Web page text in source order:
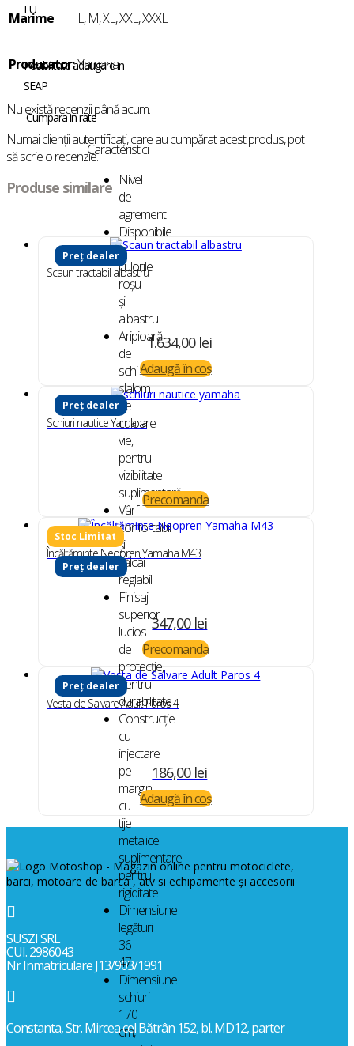
EU
Posibilitate adaugare in
SEAP
Cumpara in rate
Caracteristici
Nivel
de
agrement
Disponibile
în
culorile
roşu
şi
albastru
Aripioară
de
schi
slalom
de
culoare
vie,
pentru
vizibilitate
suplimentară
Vârf
confortabil
şi
călcâi
reglabil
Finisaj
superior
lucios
de
protecţie,
pentru
durabilitate
Construcţie
cu
injectare
pe
margini,
cu
tije
metalice
suplimentare
pentru
rigiditate
Dimensiune
legături
36-
47
Dimensiune
schiuri
170
cm,
Marime L, M, XL, XXL, XXXL
Producator:Yamaha
Nu există recenzii până acum.
Numai clienții autentificați, care au cumpărat acest produs, pot
să scrie o recenzie.
Produse similare
Preț dealer
Scaun tractabil albastru
1.634,00 lei
Adaugă în coș
Preț dealer
Schiuri nautice Yamaha
Precomanda
Preț dealer
Încălțăminte Neopren Yamaha M43
347,00 lei
Precomanda
Preț dealer
Vesta de Salvare Adult Paros 4
186,00 lei
Adaugă în coș

SUSZI SRL
CUI. 2986043
Nr Inmatriculare J13/903/1991

Constanta, Str. Mircea cel Bătrân 152, bl. MD12, parter